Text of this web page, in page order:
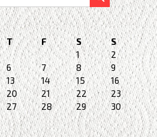
T F S
S
1
2
6 7 8
9
13 14 15
16
20 21 22
23
27 28 29
30